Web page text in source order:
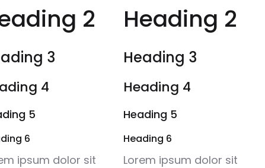
2
3
4
5
6
ipsum dolor sit
Heading 2
Heading 3
Heading 4
Heading 5
Heading 6
Lorem ipsum dolor sit